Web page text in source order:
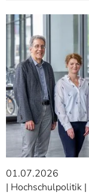
01.07.2026
Hochschulpolitik